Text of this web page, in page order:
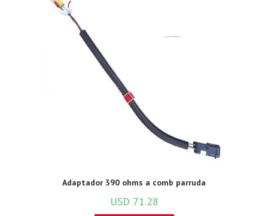
Adaptador 390 ohms a comb parruda
USD 71.28